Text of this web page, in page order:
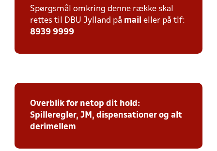
Spørgsmål omkring denne række skal
rettes til DBU Jylland på mail eller på tlf:
8939 9999
Overblik for netop dit hold:
Spilleregler, JM, dispensationer og alt
derimellem